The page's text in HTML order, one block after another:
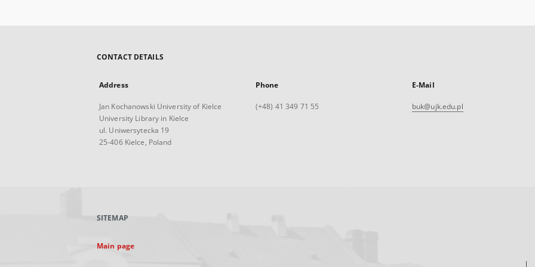
CONTACT DETAILS
Address
Jan Kochanowski University of Kielce
University Library in Kielce
ul. Uniwersytecka 19
25-406 Kielce, Poland
Phone
(+48) 41 349 71 55
E-Mail
buk@ujk.edu.pl
SITEMAP
Main page